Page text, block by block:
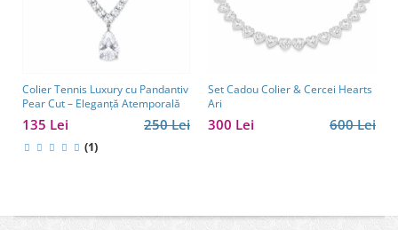
Colier Tennis Luxury cu Pandantiv
Pear Cut – Eleganță Atemporală
250 Lei
135 Lei
(1)
Set Cadou Colier & Cercei Hearts
Ari
600 Lei
300 Lei